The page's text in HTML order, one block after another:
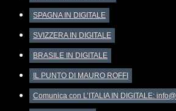
SPAGNA IN DIGITALE
SVIZZERA IN DIGITALE
BRASILE IN DIGITALE
IL PUNTO DI MAURO ROFFI
Comunica con L’ITALIA IN DIGITALE: